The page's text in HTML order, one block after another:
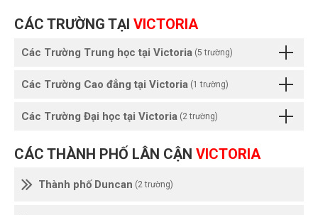
CÁC TRƯỜNG TẠI VICTORIA
Các Trường Trung học tại Victoria (5 trường)
Các Trường Cao đẳng tại Victoria (1 trường)
Các Trường Đại học tại Victoria (2 trường)
CÁC THÀNH PHỐ LÂN CẬN VICTORIA
Thành phố Duncan (2 trường)